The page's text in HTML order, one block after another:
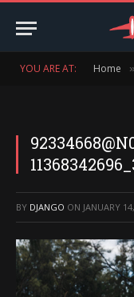
YOU ARE AT: Home »
BY DJANGO ON JANUARY